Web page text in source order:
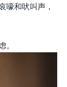
嚎和吠叫声，